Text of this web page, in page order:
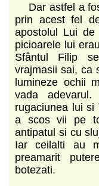
Dar astfel a
prin acest fel
apostolul Lui
picioarele lui
Sfântul Filip
vrajmasii sai, ca
lumineze ochii
vada
rugaciunea lui
a scos vii pe
antipatul si cu
Iar ceilalti au
preamarit
botezati.